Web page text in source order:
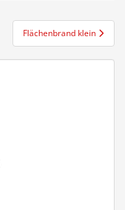
Flächenbrand klein